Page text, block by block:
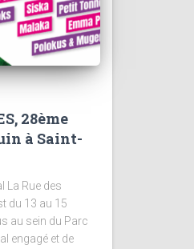
28ème
à Saint-
La Rue des
du 13 au 15
au sein du Parc
engagé et de